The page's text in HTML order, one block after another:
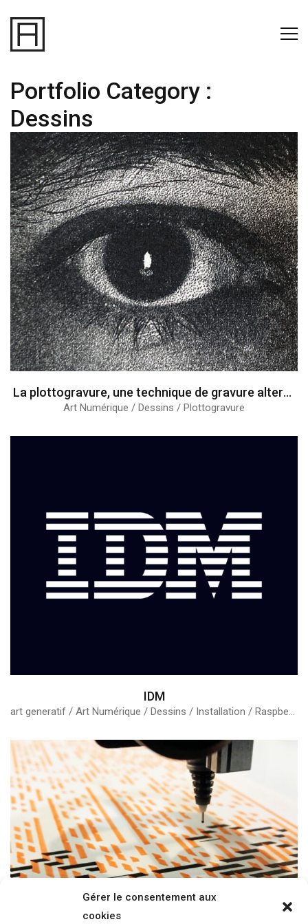
Gérer le consentement aux
cookies
Portfolio Category :
Dessins
La plottogravure, une technique de gravure alternative
Art Numérique / Dessins / Plottogravure
IDM
art generatif / Art Numérique / Dessins / Installation / RaspberryPI / Sculpture / Vidéo